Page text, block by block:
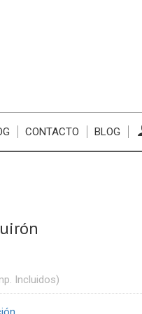
CONTACTO BLOG
Incluidos)